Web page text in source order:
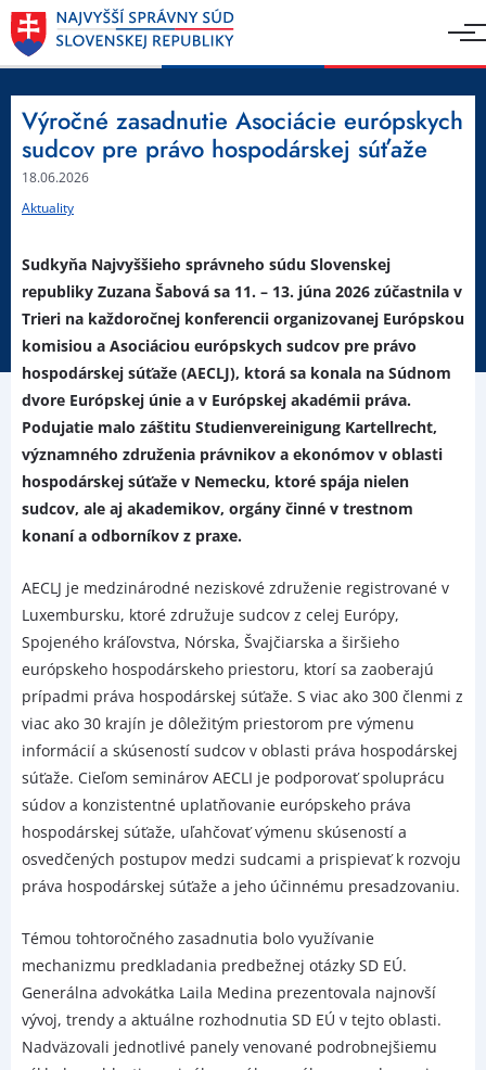
Výročné zasadnutie Asociácie európskych
sudcov pre právo hospodárskej súťaže
18.06.2026
Aktuality
Sudkyňa Najvyššieho správneho súdu Slovenskej
republiky Zuzana Šabová sa 11. – 13. júna 2026 zúčastnila v
Trieri na každoročnej konferencii organizovanej Európskou
komisiou a Asociáciou európskych sudcov pre právo
hospodárskej súťaže (AECLJ), ktorá sa konala na Súdnom
dvore Európskej únie a v Európskej akadémii práva.
Podujatie malo záštitu Studienvereinigung Kartellrecht,
významného združenia právnikov a ekonómov v oblasti
hospodárskej súťaže v Nemecku, ktoré spája nielen
sudcov, ale aj akademikov, orgány činné v trestnom
konaní a odborníkov z praxe.
AECLJ je medzinárodné neziskové združenie registrované v
Luxembursku, ktoré združuje sudcov z celej Európy,
Spojeného kráľovstva, Nórska, Švajčiarska a širšieho
európskeho hospodárskeho priestoru, ktorí sa zaoberajú
prípadmi práva hospodárskej súťaže. S viac ako 300 členmi z
viac ako 30 krajín je dôležitým priestorom pre výmenu
informácií a skúseností sudcov v oblasti práva hospodárskej
súťaže. Cieľom seminárov AECLI je podporovať spoluprácu
súdov a konzistentné uplatňovanie európskeho práva
hospodárskej súťaže, uľahčovať výmenu skúseností a
osvedčených postupov medzi sudcami a prispievať k rozvoju
práva hospodárskej súťaže a jeho účinnému presadzovaniu.
Témou tohtoročného zasadnutia bolo využívanie
mechanizmu predkladania predbežnej otázky SD EÚ.
Generálna advokátka Laila Medina prezentovala najnovší
vývoj, trendy a aktuálne rozhodnutia SD EÚ v tejto oblasti.
Nadväzovali jednotlivé panely venované podrobnejšiemu